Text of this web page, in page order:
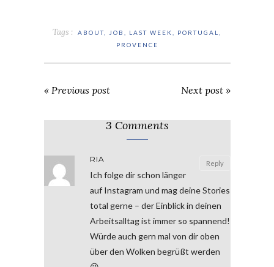
(Wird
in
geöffnet)
Tags : ABOUT JOB LAST WEEK PORTUGAL
PROVENCE
« Previous post Next post »
3 Comments
Reply
RIA
Ich folge dir schon länger
auf Instagram und mag deine Stories
total gerne – der Einblick in deinen
Arbeitsalltag ist immer so spannend!
Würde auch gern mal von dir oben
über den Wolken begrüßt werden